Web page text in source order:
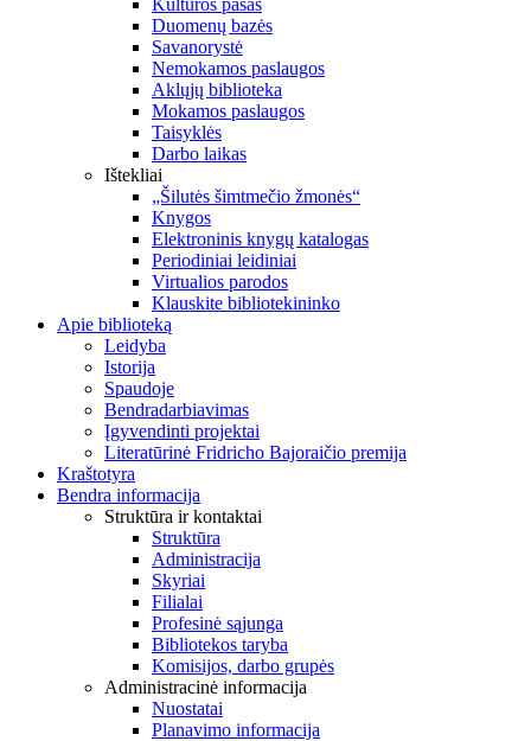
Kultūros pasas
Duomenų bazės
Savanorystė
Nemokamos paslaugos
Aklųjų biblioteka
Mokamos paslaugos
Taisyklės
Darbo laikas
Ištekliai
„Šilutės šimtmečio žmonės“
Knygos
Elektroninis knygų katalogas
Periodiniai leidiniai
Virtualios parodos
Klauskite bibliotekininko
Apie biblioteką
Leidyba
Istorija
Spaudoje
Bendradarbiavimas
Įgyvendinti projektai
Literatūrinė Fridricho Bajoraičio premija
Kraštotyra
Bendra informacija
Struktūra ir kontaktai
Struktūra
Administracija
Skyriai
Filialai
Profesinė sąjunga
Bibliotekos taryba
Komisijos, darbo grupės
Administracinė informacija
Nuostatai
Planavimo informacija